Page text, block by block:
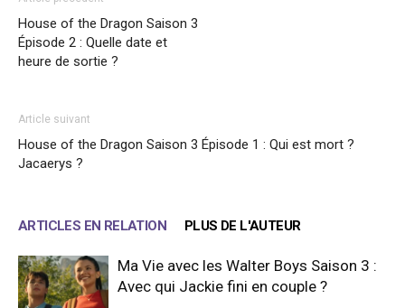
House of the Dragon Saison 3
Épisode 2 : Quelle date et
heure de sortie ?
Article suivant
House of the Dragon Saison 3 Épisode 1 : Qui est mort ?
Jacaerys ?
ARTICLES EN RELATION PLUS DE L'AUTEUR
Ma Vie avec les Walter Boys Saison 3 :
Avec qui Jackie fini en couple ?